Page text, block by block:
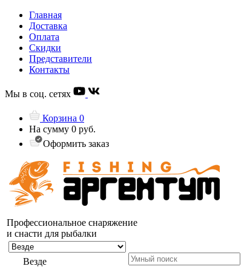
Главная
Доставка
Оплата
Скидки
Представители
Контакты
Мы в соц. сетях
Корзина 0
На сумму 0 руб.
Оформить заказ
Профессиональное снаряжение
и снасти для рыбалки
Везде